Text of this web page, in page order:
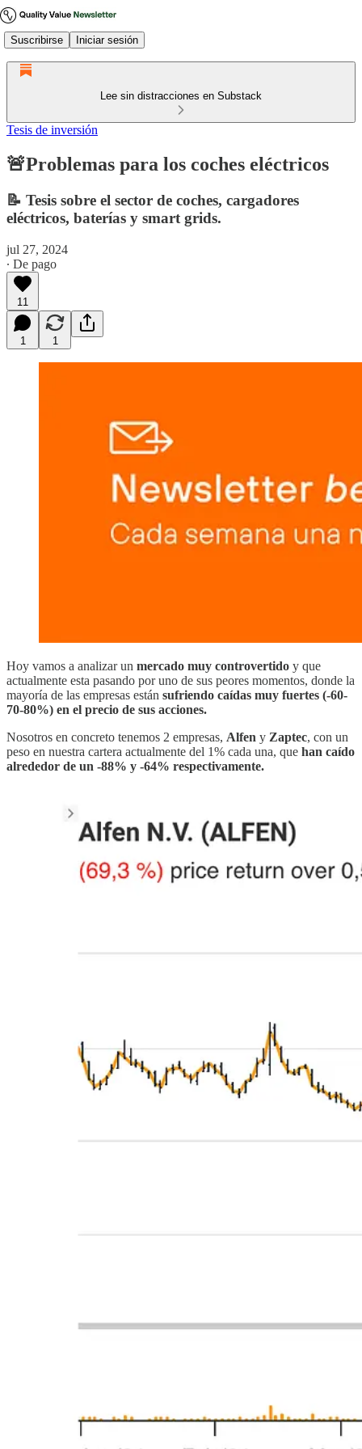
Suscribirse Iniciar sesión
Lee sin distracciones en Substack
Tesis de inversión
🚨Problemas para los coches eléctricos
📝 Tesis sobre el sector de coches, cargadores
eléctricos, baterías y smart grids.
jul 27, 2024
∙ De pago
11
1 1
Hoy vamos a analizar un mercado muy controvertido y que
actualmente esta pasando por uno de sus peores momentos, donde la
mayoría de las empresas están sufriendo caídas muy fuertes (-60-
70-80%) en el precio de sus acciones.
Nosotros en concreto tenemos 2 empresas, Alfen y Zaptec, con un
peso en nuestra cartera actualmente del 1% cada una, que han caído
alrededor de un -88% y -64% respectivamente.